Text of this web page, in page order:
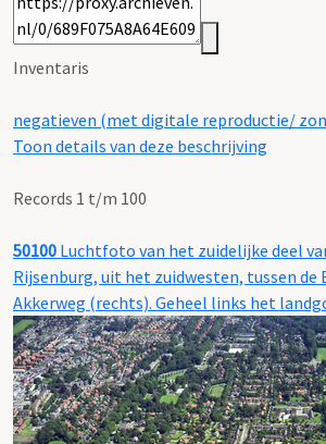
Inventaris
negatieven (met digitale reproductie/
Toon details van deze beschrijving
Records 1 t/m 100
50100 Luchtfoto van het zuidelijke deel
Rijsenburg, uit het zuidwesten, tussen de
Akkerweg (rechts). Geheel links het